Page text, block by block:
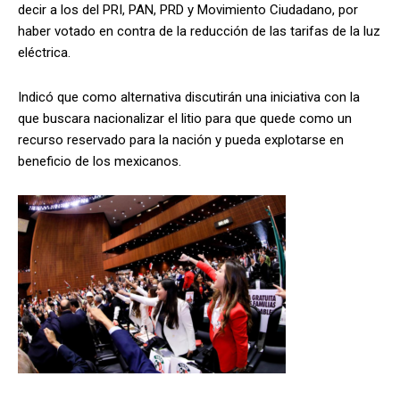
decir a los del PRI, PAN, PRD y Movimiento Ciudadano, por
haber votado en contra de la reducción de las tarifas de la luz
eléctrica.
Indicó que como alternativa discutirán una iniciativa con la
que buscara nacionalizar el litio para que quede como un
recurso reservado para la nación y pueda explotarse en
beneficio de los mexicanos.